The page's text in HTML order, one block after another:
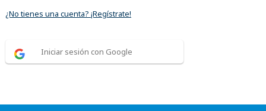
¿No tienes una cuenta? ¡Regístrate!
Iniciar sesión con Google